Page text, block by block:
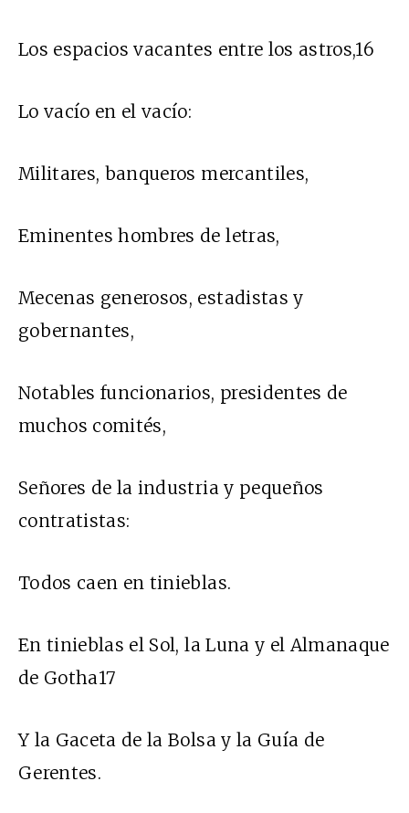
Los espacios vacantes entre los astros,16
Lo vacío en el vacío:
Militares, banqueros mercantiles,
Eminentes hombres de letras,
Mecenas generosos, estadistas y
gobernantes,
Notables funcionarios, presidentes de
muchos comités,
Señores de la industria y pequeños
contratistas:
Todos caen en tinieblas.
En tinieblas el Sol, la Luna y el Almanaque
de Gotha17
Y la Gaceta de la Bolsa y la Guía de
Gerentes.